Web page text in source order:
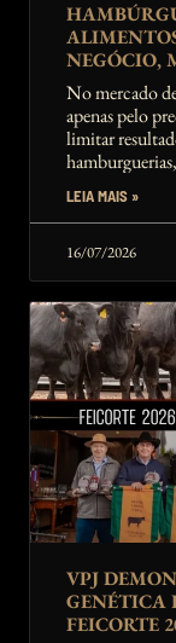
NEGÓCIO,
No mercado
apenas pelo
limitar
hamburguerias,
LEIA MAIS »
16/07/2026
VPJ
GENÉTICA
FEICORTE